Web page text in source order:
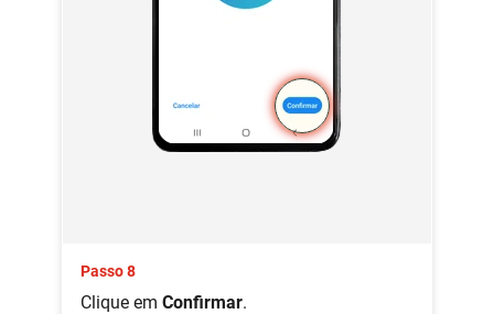
Passo 8
Clique em Confirmar.